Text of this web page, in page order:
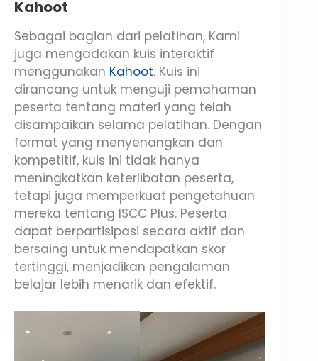
Kahoot
Sebagai bagian dari pelatihan, Kami
juga mengadakan kuis interaktif
menggunakan Kahoot. Kuis ini
dirancang untuk menguji pemahaman
peserta tentang materi yang telah
disampaikan selama pelatihan. Dengan
format yang menyenangkan dan
kompetitif, kuis ini tidak hanya
meningkatkan keterlibatan peserta,
tetapi juga memperkuat pengetahuan
mereka tentang ISCC Plus. Peserta
dapat berpartisipasi secara aktif dan
bersaing untuk mendapatkan skor
tertinggi, menjadikan pengalaman
belajar lebih menarik dan efektif.